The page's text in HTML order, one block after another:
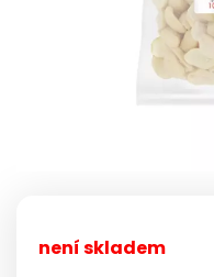
není skladem